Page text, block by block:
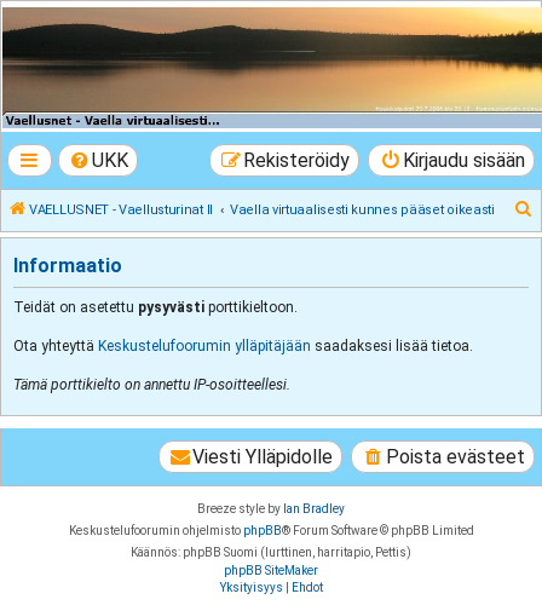
VAELLUSNET -
Vaellusturinat II
UKK Kirjaudu sisään
Rekisteröidy
VAELLUSNET - Vaellusturinat II Vaella virtuaalisesti kunnes pääset oikeasti
t
Informaatio
Teidät on asetettu pysyvästi porttikieltoon.
Ota yhteyttä Keskustelufoorumin ylläpitäjään saadaksesi lisää tietoa.
Tämä porttikielto on annettu IP-osoitteellesi.
Poista evästeet
Viesti Ylläpidolle
Breeze style by Ian Bradley
Keskustelufoorumin ohjelmisto phpBB® Forum Software © phpBB Limited
Käännös: phpBB Suomi (lurttinen, harritapio, Pettis)
phpBB SiteMaker
Yksityisyys
Ehdot